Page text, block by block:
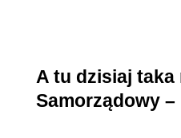
A tu dzisiaj
Samorządowy